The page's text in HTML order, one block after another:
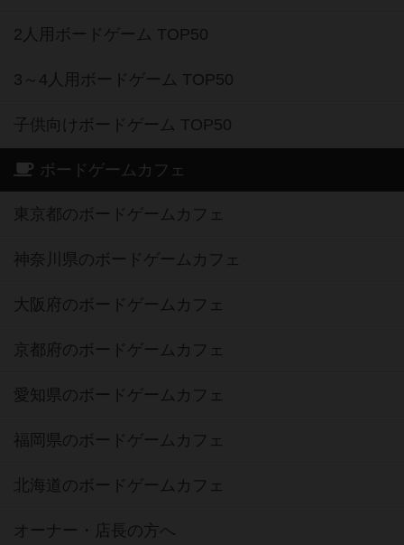
2人用ボードゲーム TOP50
3～4人用ボードゲーム TOP50
子供向けボードゲーム TOP50
ボードゲームカフェ
東京都のボードゲームカフェ
神奈川県のボードゲームカフェ
大阪府のボードゲームカフェ
京都府のボードゲームカフェ
愛知県のボードゲームカフェ
福岡県のボードゲームカフェ
北海道のボードゲームカフェ
オーナー・店長の方へ